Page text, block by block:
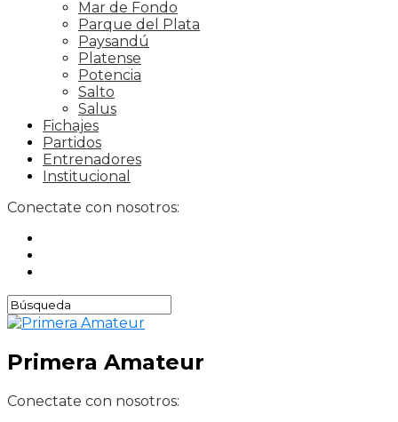
Mar de Fondo
Parque del Plata
Paysandú
Platense
Potencia
Salto
Salus
Fichajes
Partidos
Entrenadores
Institucional
Conectate con nosotros:
Primera Amateur
Conectate con nosotros: